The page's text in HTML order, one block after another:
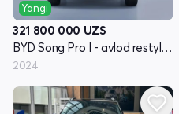
Yangi
321 800 000 UZS
BYD Song Pro I - avlod restyling
2024